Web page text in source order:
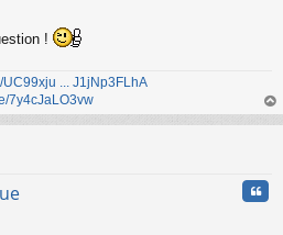
!
... J1jNp3FLhA
7y4cJaLO3vw
au